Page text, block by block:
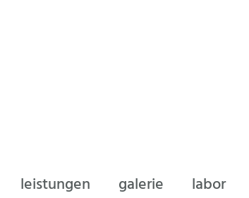
leistungen galerie labor